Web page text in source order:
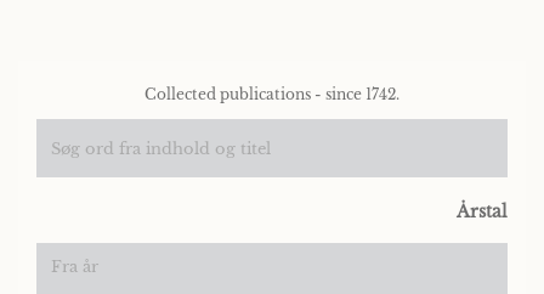
Collected publications - since 1742.
Årstal